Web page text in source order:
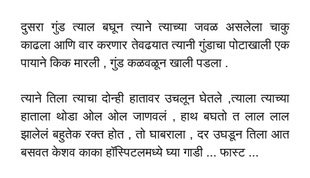
दुसरा गुंड त्याल बघून त्याने त्याच्या जवळ असलेला चाकु
काढला आणि वार करणार तेवढयात त्यानी गुंडाचा पोटाखाली एक
पायाने किक मारली , गुंड कळवळून खाली पडला .
त्याने तिला त्याचा दोन्ही हातावर उचलून घेतले ,त्याला त्याच्या
हाताला थोडा ओल ओल जाणवलं , हाथ बघतो त लाल लाल
झालेलं बहुतेक रक्त होत , तो घाबराला , दर उघडून तिला आत
बसवत केशव काका हॉस्पिटलमध्ये घ्या गाडी ... फास्ट ...